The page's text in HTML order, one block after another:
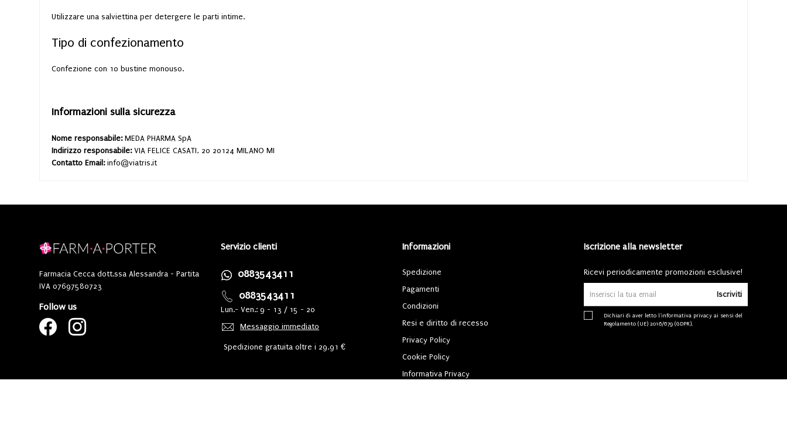
Utilizzare una salviettina per detergere le parti intime.
Tipo di confezionamento
Confezione con 10 bustine monouso.
Informazioni sulla sicurezza
Nome responsabile: MEDA PHARMA SpA
Indirizzo responsabile: VIA FELICE CASATI, 20 20124 MILANO MI
Contatto Email: info@viatris.it
Farmacia Cecca dott.ssa Alessandra - Partita
IVA 07697580723
Follow us
Servizio clienti
0883543411
0883543411
Lun.- Ven.: 9 - 13 / 15 - 20
Messaggio immediato
Spedizione gratuita oltre i 29,91 €
Informazioni
Spedizione
Pagamenti
Condizioni
Resi e diritto di recesso
Privacy Policy
Cookie Policy
Informativa Privacy
Iscrizione alla newsletter
Ricevi periodicamente promozioni esclusive!
Iscriviti
Dichiari di aver letto l'informativa privacy ai sensi del
Regolamento (UE) 2016/679 (GDPR).